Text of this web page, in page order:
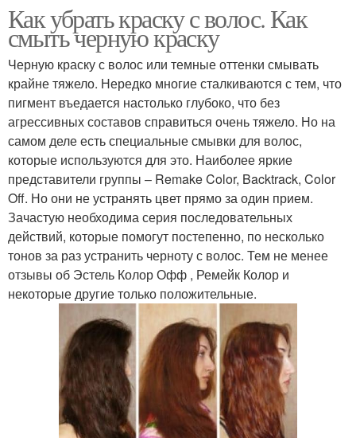
Как убрать краску с волос. Как
смыть черную краску
Черную краску с волос или темные оттенки смывать
крайне тяжело. Нередко многие сталкиваются с тем, что
пигмент въедается настолько глубоко, что без
агрессивных составов справиться очень тяжело. Но на
самом деле есть специальные смывки для волос,
которые используются для это. Наиболее яркие
представители группы – Remake Color, Backtrack, Color
Off. Но они не устранять цвет прямо за один прием.
Зачастую необходима серия последовательных
действий, которые помогут постепенно, по несколько
тонов за раз устранить черноту с волос. Тем не менее
отзывы об Эстель Колор Офф , Ремейк Колор и
некоторые другие только положительные.